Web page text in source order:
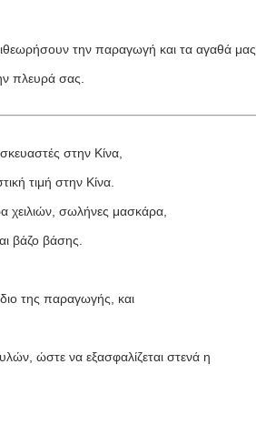
την παραγωγή και τα αγαθά μας.
πλευρά σας.
στην Κίνα,
τιμή στην Κίνα.
χειλιών, σωλήνες μασκάρα,
βάζο βάσης.
της παραγωγής, και
ώστε να εξασφαλίζεται στενά η